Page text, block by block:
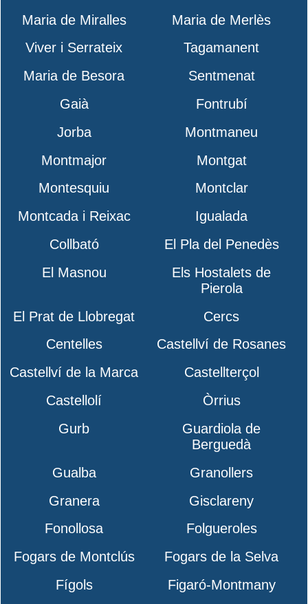
Maria de Miralles
Maria de Merlès
Viver i Serrateix
Tagamanent
Maria de Besora
Sentmenat
Gaià
Fontrubí
Jorba
Montmaneu
Montmajor
Montgat
Montesquiu
Montclar
Montcada i Reixac
Igualada
Collbató
El Pla del Penedès
El Masnou
Els Hostalets de
Pierola
El Prat de Llobregat
Cercs
Centelles
Castellví de Rosanes
Castellví de la Marca
Castellterçol
Castellolí
Òrrius
Gurb
Guardiola de
Berguedà
Gualba
Granollers
Granera
Gisclareny
Fonollosa
Folgueroles
Fogars de Montclús
Fogars de la Selva
Fígols
Figaró-Montmany